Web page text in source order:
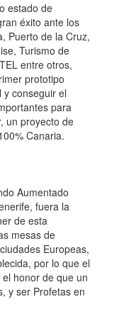
estado de
éxito ante los
Puerto de la Cruz,
Turismo de
entre otros,
prototipo
conseguir el
para
un proyecto de
Canaria.
Aumentado
fuera la
de esta
mesas de
Europeas,
por lo que el
honor de que un
y ser Profetas en